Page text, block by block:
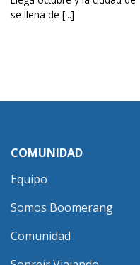
se llena de [...]
COMUNIDAD
Equipo
Somos Boomerang
Comunidad